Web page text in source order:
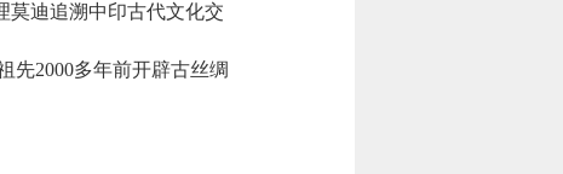
迪追溯中印古代文化交
2000多年前开辟古丝绸